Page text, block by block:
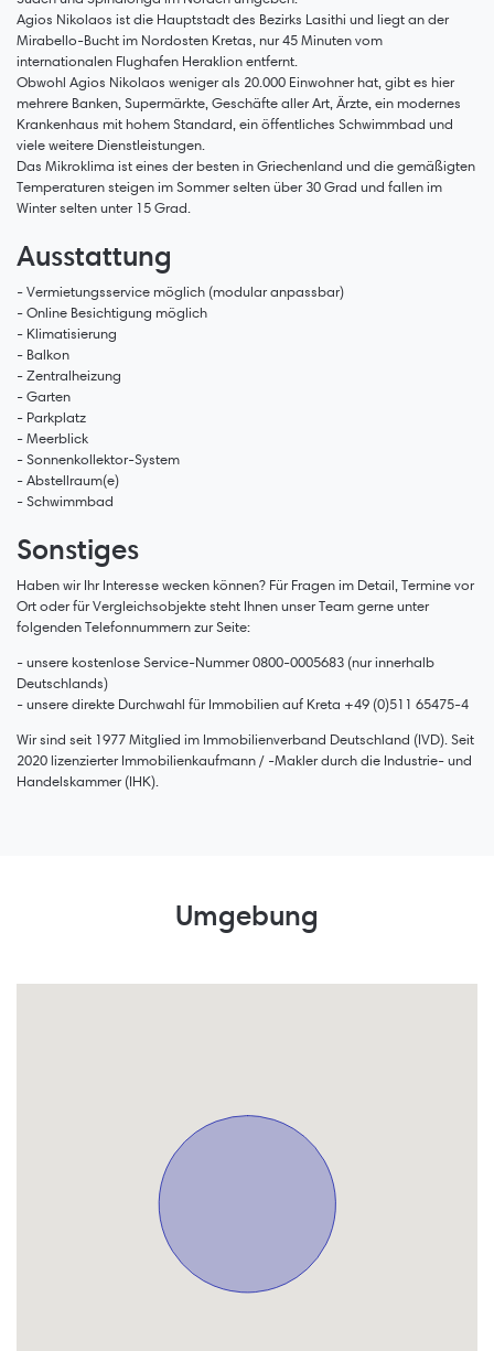
Agios Nikolaos ist die Hauptstadt des Bezirks Lasithi und liegt an der
Mirabello-Bucht im Nordosten Kretas, nur 45 Minuten vom
internationalen Flughafen Heraklion entfernt.
Obwohl Agios Nikolaos weniger als 20.000 Einwohner hat, gibt es hier
mehrere Banken, Supermärkte, Geschäfte aller Art, Ärzte, ein modernes
Krankenhaus mit hohem Standard, ein öffentliches Schwimmbad und
viele weitere Dienstleistungen.
Das Mikroklima ist eines der besten in Griechenland und die gemäßigten
Temperaturen steigen im Sommer selten über 30 Grad und fallen im
Winter selten unter 15 Grad.
Ausstattung
- Vermietungsservice möglich (modular anpassbar)
- Online Besichtigung möglich
- Klimatisierung
- Balkon
- Zentralheizung
- Garten
- Parkplatz
- Meerblick
- Sonnenkollektor-System
- Abstellraum(e)
- Schwimmbad
Sonstiges
Haben wir Ihr Interesse wecken können? Für Fragen im Detail, Termine vor
Ort oder für Vergleichsobjekte steht Ihnen unser Team gerne unter
folgenden Telefonnummern zur Seite:
- unsere kostenlose Service-Nummer 0800-0005683 (nur innerhalb
Deutschlands)
- unsere direkte Durchwahl für Immobilien auf Kreta +49 (0)511 65475-4
Wir sind seit 1977 Mitglied im Immobilienverband Deutschland (IVD). Seit
2020 lizenzierter Immobilienkaufmann / -Makler durch die Industrie- und
Handelskammer (IHK).
Umgebung